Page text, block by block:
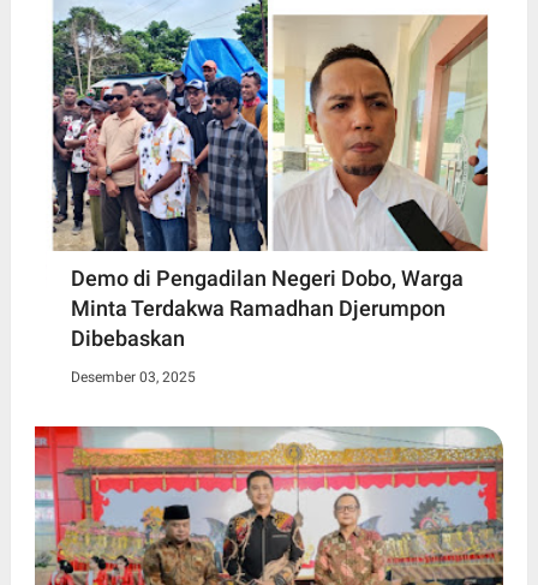
Demo di Pengadilan Negeri Dobo, Warga
Minta Terdakwa Ramadhan Djerumpon
Dibebaskan
Desember 03, 2025